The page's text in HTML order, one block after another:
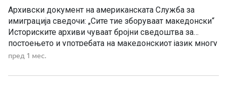
Архивски документ на американската Служба за
имиграција сведочи: „Сите тие зборуваат македонски“
Историските архиви чуваат бројни сведоштва за
постоењето и употребата на македонскиот јазик многу
пред неговата официјална кодификација во 1945
април 1919 година и е издаден од Службата за
пред 1 мес.